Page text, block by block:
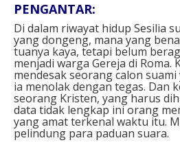
PENGANTAR:
Di dalam riwayat hidup Sesilia
yang dongeng, mana yang
tuanya kaya, tetapi belum
menjadi warga Gereja di Roma.
mendesak seorang calon
ia menolak dengan tegas. Dan
seorang Kristen, yang harus
data tidak lengkap ini orang
yang amat terkenal waktu itu.
pelindung para paduan suara.